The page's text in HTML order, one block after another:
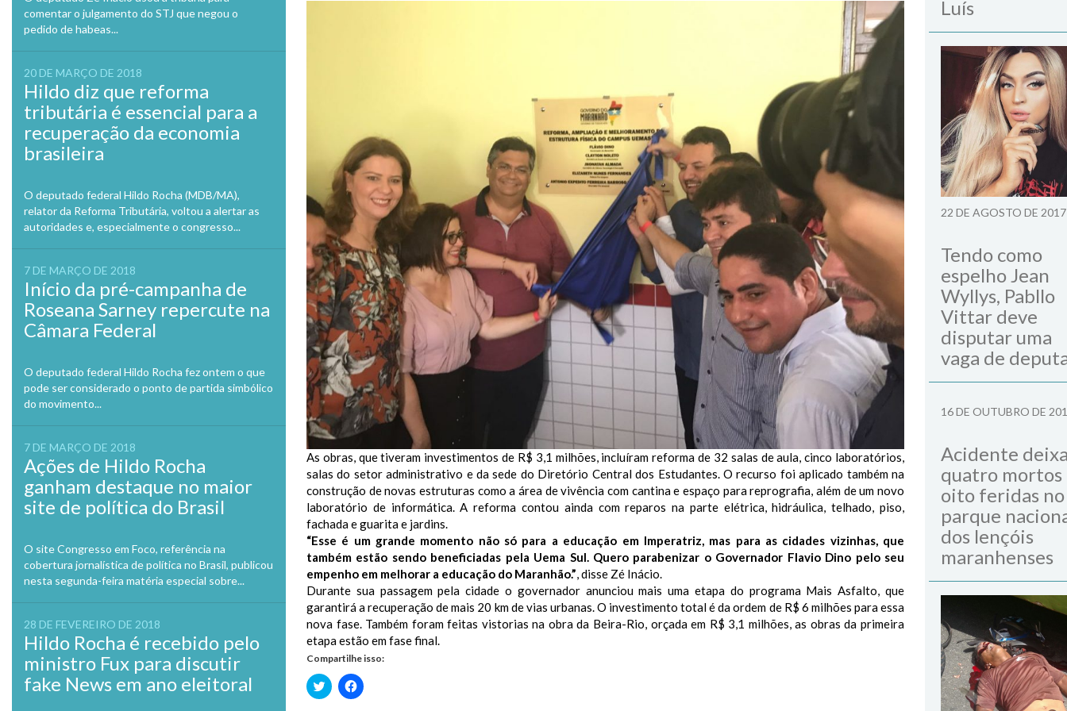
comentar o julgamento do STJ que negou o
pedido de habeas...
20 DE MARÇO DE 2018
Hildo diz que reforma
tributária é essencial para a
recuperação da economia
brasileira
O deputado federal Hildo Rocha (MDB/MA),
relator da Reforma Tributária, voltou a alertar as
autoridades e, especialmente o congresso...
7 DE MARÇO DE 2018
Início da pré-campanha de
Roseana Sarney repercute na
Câmara Federal
O deputado federal Hildo Rocha fez ontem o que
pode ser considerado o ponto de partida simbólico
do movimento...
7 DE MARÇO DE 2018
Ações de Hildo Rocha
ganham destaque no maior
site de política do Brasil
O site Congresso em Foco, referência na
cobertura jornalística de política no Brasil, publicou
nesta segunda-feira matéria especial sobre...
28 DE FEVEREIRO DE 2018
Hildo Rocha é recebido pelo
ministro Fux para discutir
fake News em ano eleitoral
As obras, que tiveram investimentos de R$ 3,1 milhões, incluíram reforma de 32 salas de aula, cinco laboratórios,
salas do setor administrativo e da sede do Diretório Central dos Estudantes. O recurso foi aplicado também na
construção de novas estruturas como a área de vivência com cantina e espaço para reprografia, além de um novo
laboratório de informática. A reforma contou ainda com reparos na parte elétrica, hidráulica, telhado, piso,
fachada e guarita e jardins.
“Esse é um grande momento não só para a educação em Imperatriz, mas para as cidades vizinhas, que
também estão sendo beneficiadas pela Uema Sul. Quero parabenizar o Governador Flavio Dino pelo seu
empenho em melhorar a educação do Maranhão.”, disse Zé Inácio.
Durante sua passagem pela cidade o governador anunciou mais uma etapa do programa Mais Asfalto, que
garantirá a recuperação de mais 20 km de vias urbanas. O investimento total é da ordem de R$ 6 milhões para essa
nova fase. Também foram feitas vistorias na obra da Beira-Rio, orçada em R$ 3,1 milhões, as obras da primeira
etapa estão em fase final.
Compartilhe isso:
Clique
para
Clique
para
Luís
22 DE AGOSTO DE 2017
Tendo como
espelho Jean
Wyllys, Pabllo
Vittar deve
disputar uma
vaga de
16 DE OUTUBRO DE
Acidente
quatro mortos
oito feridas no
parque
dos lençóis
maranhenses